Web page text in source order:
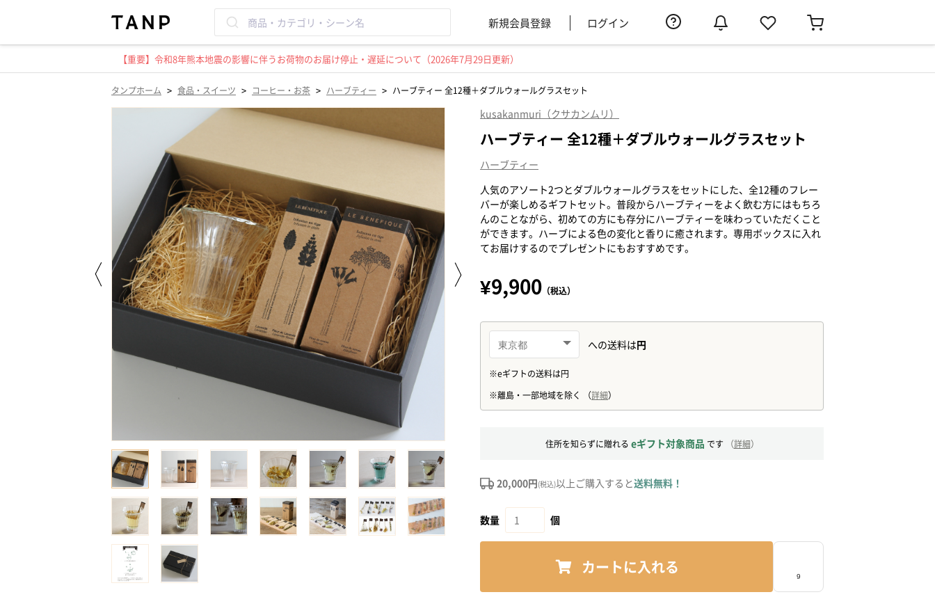
新規会員登録 ログイン
【重要】令和8年熊本地震の影響に伴うお荷物のお届け停止・遅延について（2026年7月29日更新）
タンプホーム > 食品・スイーツ > コーヒー・お茶 > ハーブティー > ハーブティー 全12種＋ダブルウォールグラスセット
kusakanmuri（クサカンムリ）
ハーブティー 全12種＋ダブルウォールグラスセット
ハーブティー
人気のアソート2つとダブルウォールグラスをセットにした、全12種のフレー
バーが楽しめるギフトセット。普段からハーブティーをよく飲む方にはもちろ
んのことながら、初めての方にも存分にハーブティーを味わっていただくこと
ができます。ハーブによる色の変化と香りに癒されます。専用ボックスに入れ
てお届けするのでプレゼントにもおすすめです。
¥9,900 （税込）
住所を知らずに贈れる eギフト対象商品 です （詳細）
20,000円(税込)以上ご購入すると送料無料！
数量 個
カートに入れる